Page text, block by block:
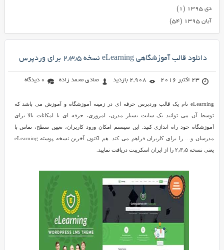
دی ۱۳۹۵
(۱)
آبان ۱۳۹۵
(۵۴)
دانلود قالب آموزشگاهی eLearning نسخه ۲٫۳٫۵ برای وردپرس
23 اکتبر 2016 2,908 بازدید صادق محمد زاده 0 دیدگاه
eLearning نام یک قالب وردپرس حرفه ای در زمینه آموزشگاه و آموزش می باشد که
توسط آن می توانید یک سایت بسیار مدرن، امروزی، حرفه ای با امکانات بالا برای
آموزشگاه خود راه اندازی کنید. این سیستم امکان ورود کاربران، تعیین سطح، تماس با
مدرسان و… را برای کاربران فراهم می کند. هم اکنون آخرین نسخه پوسته eLearning
یعنی نسخه ۲٫۳٫۵ را از ایران اسکریپت دریافت نمایید.